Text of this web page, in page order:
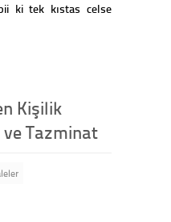
ki tek kıstas celse
Kişilik
ve Tazminat